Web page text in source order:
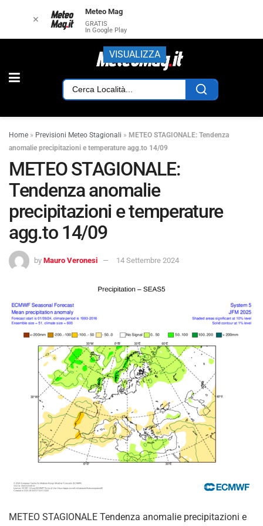
Home » Previsioni Meteo Stagionali » METEO STAGIONALE: Tendenza
anomalie precipitazioni e temperature agg.to 14/09
METEO STAGIONALE:
Tendenza anomalie
precipitazioni e temperature
agg.to 14/09
by Mauro Veronesi 14 Settembre 2024
METEO STAGIONALE Tendenza anomalie precipitazioni e
✕
Meteo Mag
GRATIS
In Google Play
VISUALIZZA